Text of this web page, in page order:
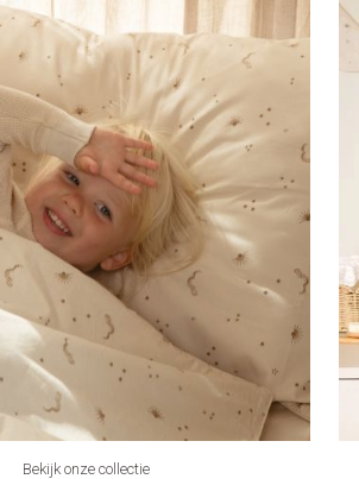
Bekijk onze collectie